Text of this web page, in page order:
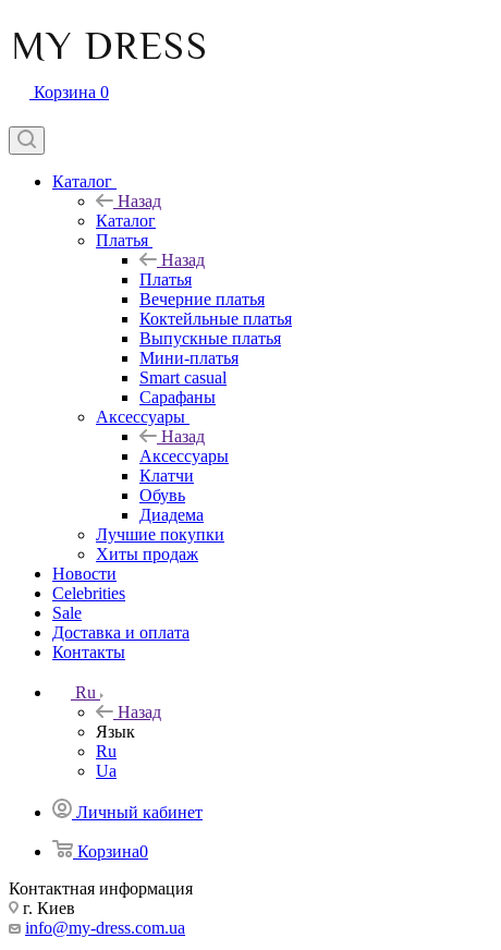
Корзина 0
Каталог
Назад
Каталог
Платья
Назад
Платья
Вечерние платья
Коктейльные платья
Выпускные платья
Мини-платья
Smart casual
Сарафаны
Аксессуары
Назад
Аксессуары
Клатчи
Обувь
Диадема
Лучшие покупки
Хиты продаж
Новости
Celebrities
Sale
Доставка и оплата
Контакты
Ru
Назад
Язык
Ru
Ua
Личный кабинет
Корзина0
Контактная информация
г. Киев
info@my-dress.com.ua